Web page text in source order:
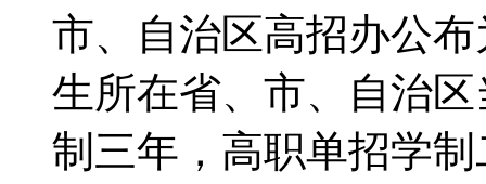
市、自治区高招办公
生所在省、市、自治
制三年，高职单招学